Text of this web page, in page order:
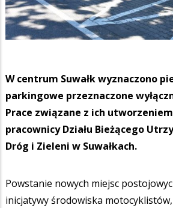
W centrum Suwałk wyznaczono
parkingowe przeznaczone
Prace związane z ich
pracownicy Działu Bieżącego
Dróg i Zieleni w Suwałkach.
Powstanie nowych miejsc
inicjatywy środowiska